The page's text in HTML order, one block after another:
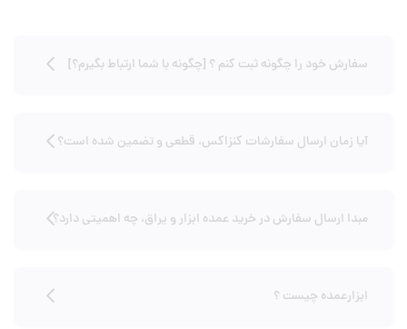
سفارش خود را چگونه ثبت کنم ؟ [چگونه با شما ارتباط بگیرم؟]
آیا زمان ارسال سفارشات کنزاکس، قطعی و تضمین شده است؟
مبدا ارسال سفارش در خرید عمده ابزار و یراق، چه اهمیتی دارد؟
ابزارعمده چیست ؟